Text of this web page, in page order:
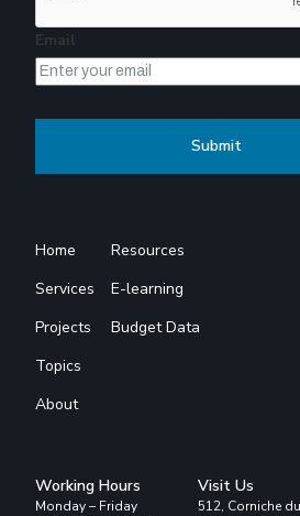
Email
Home
Services
Projects
Topics
About
Resources
E-learning
Budget Data
Working Hours
Monday – Friday
Visit Us
512, Corniche